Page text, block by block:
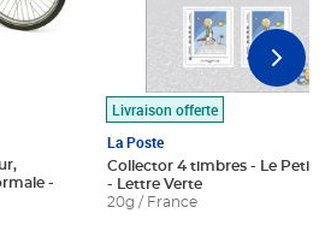
Livraison offerte
La Poste
Collector 4 timbres - Le Petit
- Lettre Verte
20g / France